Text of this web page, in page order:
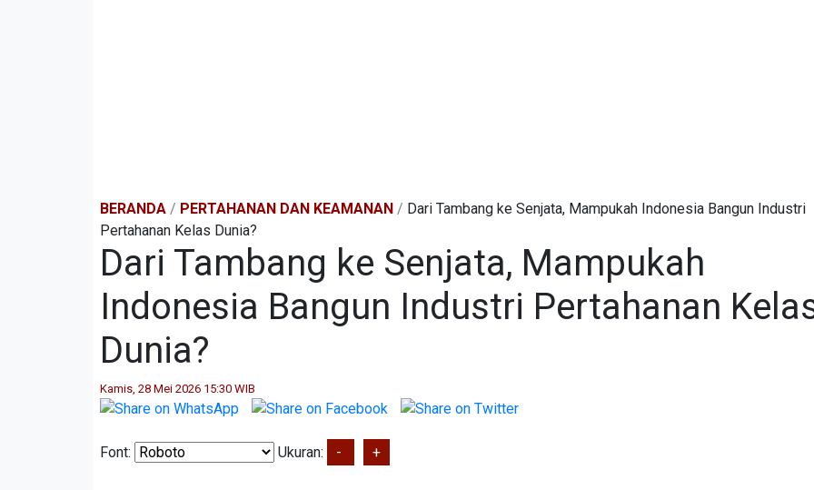
BERANDA / PERTAHANAN DAN KEAMANAN / Dari Tambang ke Senjata, Mampukah Indonesia Bangun Industri
Pertahanan Kelas Dunia?
Dari Tambang ke Senjata, Mampukah
Indonesia Bangun Industri Pertahanan
Dunia?
Kamis, 28 Mei 2026 15:30 WIB
Font: Ukuran: - +